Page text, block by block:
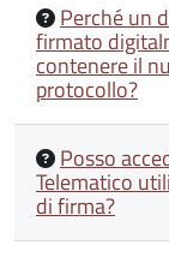
Perché un
firmato
contenere il
protocollo?
Posso
Telematico
di firma?